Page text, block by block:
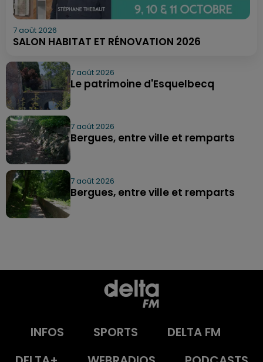
7 août 2026
SALON HABITAT ET RÉNOVATION 2026
7 août 2026
Le patrimoine d'Esquelbecq
7 août 2026
Bergues, entre ville et remparts
7 août 2026
Bergues, entre ville et remparts
INFOS SPORTS
DELTA FM